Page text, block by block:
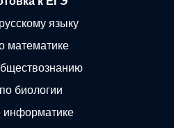
языку
математике
биологии
информатике